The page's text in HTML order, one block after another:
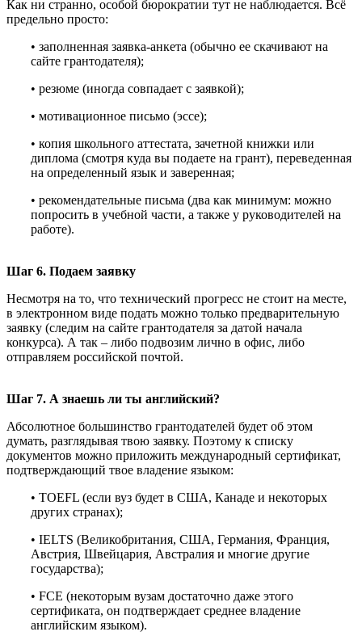
Как ни странно, особой бюрократии тут не наблюдается. Всё
предельно просто:
• заполненная заявка-анкета (обычно ее скачивают на
сайте грантодателя);
• резюме (иногда совпадает с заявкой);
• мотивационное письмо (эссе);
• копия школьного аттестата, зачетной книжки или
диплома (смотря куда вы подаете на грант), переведенная
на определенный язык и заверенная;
• рекомендательные письма (два как минимум: можно
попросить в учебной части, а также у руководителей на
работе).
Шаг 6. Подаем заявку
Несмотря на то, что технический прогресс не стоит на месте,
в электронном виде подать можно только предварительную
заявку (следим на сайте грантодателя за датой начала
конкурса). А так – либо подвозим лично в офис, либо
отправляем российской почтой.
Шаг 7. А знаешь ли ты английский?
Абсолютное большинство грантодателей будет об этом
думать, разглядывая твою заявку. Поэтому к списку
документов можно приложить международный сертификат,
подтверждающий твое владение языком:
• TOEFL (если вуз будет в США, Канаде и некоторых
других странах);
• IELTS (Великобритания, США, Германия, Франция,
Австрия, Швейцария, Австралия и многие другие
государства);
• FCE (некоторым вузам достаточно даже этого
сертификата, он подтверждает среднее владение
английским языком).